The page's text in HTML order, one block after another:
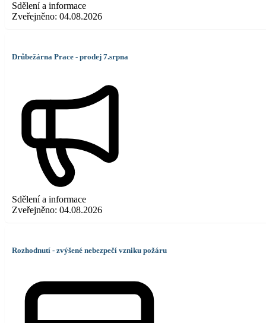
Sdělení a informace
Zveřejněno: 04.08.2026
Drůbežárna Prace - prodej 7.srpna
Sdělení a informace
Zveřejněno: 04.08.2026
Rozhodnutí - zvýšené nebezpečí vzniku požáru